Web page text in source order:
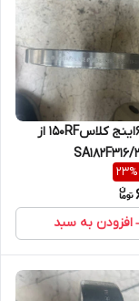
فلنج کور6اینج کلاس150RF از
23%
افزودن به سبد